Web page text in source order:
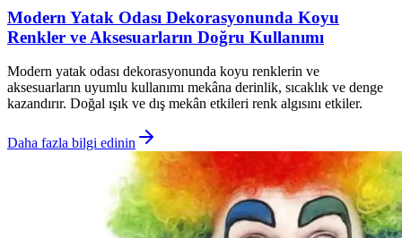
Modern Yatak Odası Dekorasyonunda Koyu
Renkler ve Aksesuarların Doğru Kullanımı
Modern yatak odası dekorasyonunda koyu renklerin ve
aksesuarların uyumlu kullanımı mekâna derinlik, sıcaklık ve denge
kazandırır. Doğal ışık ve dış mekân etkileri renk algısını etkiler.
Daha fazla bilgi edinin